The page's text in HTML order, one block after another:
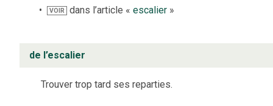
VOIR dans l’article «escalier »
de l’escalier
Trouver trop tard ses reparties.